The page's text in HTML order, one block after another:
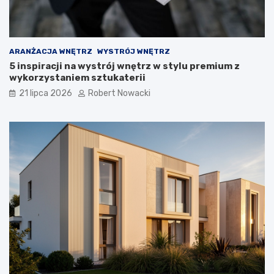
w
i
z
a
n
i
ARANŻACJA WNĘTRZ WYSTRÓJ WNĘTRZ
5 inspiracji na wystrój wnętrz w stylu premium z
wykorzystaniem sztukaterii
21 lipca 2026 Robert Nowacki